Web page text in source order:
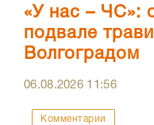
«У нас – ЧС»:
подвале
Волгоградом
06.08.2026 11:56
Комментарии